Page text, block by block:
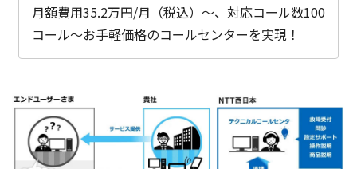
月額費用35.2万円/月（税込）～、対応コール数100
コール～お手軽価格のコールセンターを実現！